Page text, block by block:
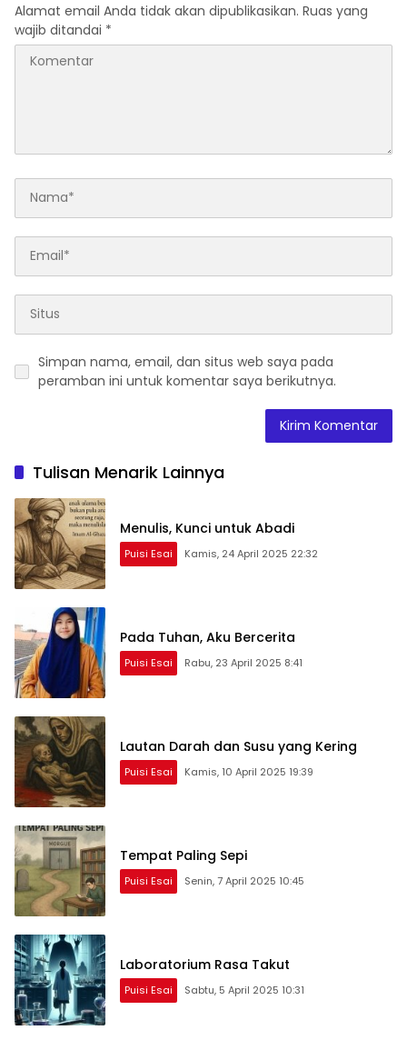
Alamat email Anda tidak akan dipublikasikan. Ruas yang
wajib ditandai *
Simpan nama, email, dan situs web saya pada
peramban ini untuk komentar saya berikutnya.
Tulisan Menarik Lainnya
Menulis, Kunci untuk Abadi
Puisi Esai Kamis, 24 April 2025 22:32
Pada Tuhan, Aku Bercerita
Puisi Esai Rabu, 23 April 2025 8:41
Lautan Darah dan Susu yang Kering
Puisi Esai Kamis, 10 April 2025 19:39
Tempat Paling Sepi
Puisi Esai Senin, 7 April 2025 10:45
Laboratorium Rasa Takut
Puisi Esai Sabtu, 5 April 2025 10:31